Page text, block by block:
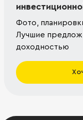
Фото,
Лучшие
доходностью